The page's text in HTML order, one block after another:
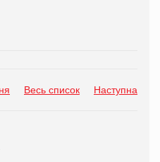
Весь список Наступна